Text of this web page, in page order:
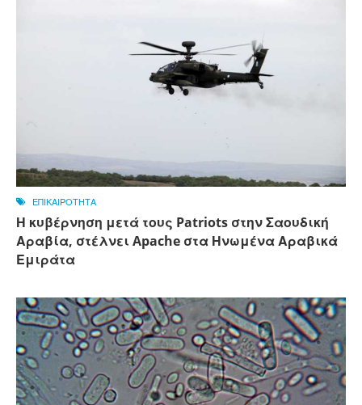
ΕΠΙΚΑΙΡΟΤΗΤΑ
Η κυβέρνηση μετά τους Patriots στην Σαουδική
Αραβία, στέλνει Apache στα Ηνωμένα Αραβικά
Εμιράτα